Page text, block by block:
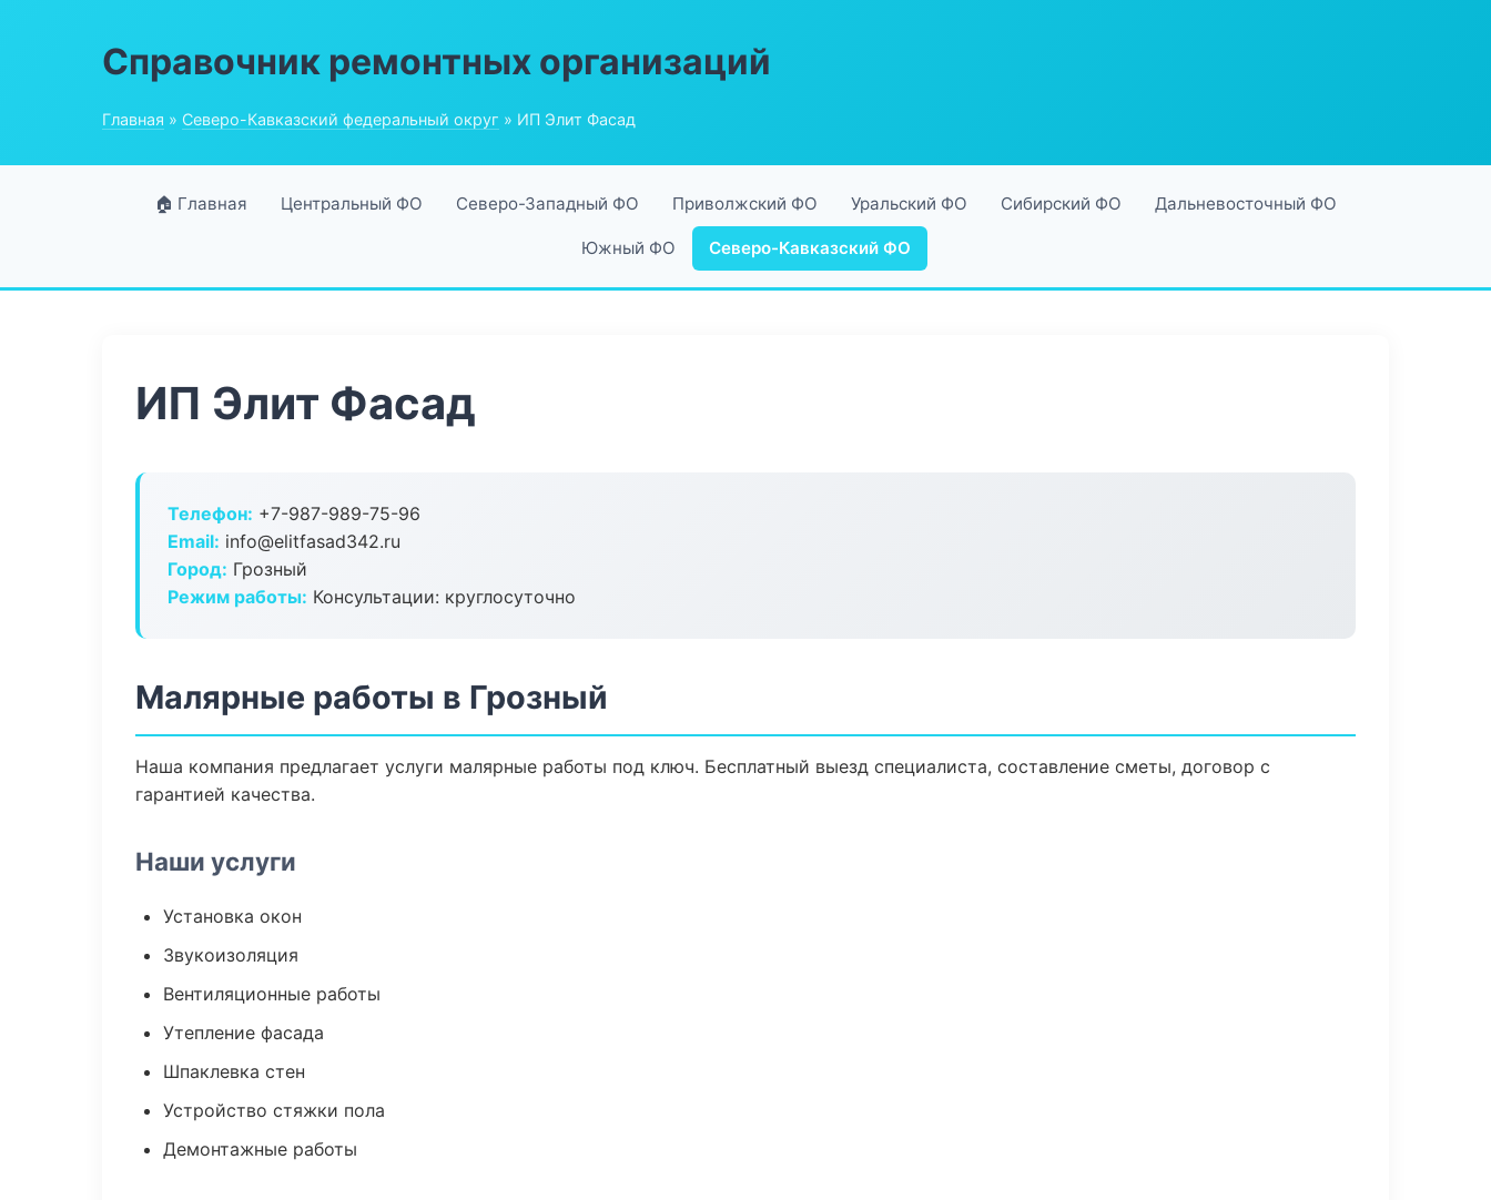
Справочник ремонтных организаций
Главная » Северо-Кавказский федеральный округ » ИП Элит Фасад
🏠 Главная Центральный ФО Северо-Западный ФО Приволжский ФО Уральский ФО Сибирский ФО Дальневосточный ФО
Южный ФО Северо-Кавказский ФО
ИП Элит Фасад
Телефон: +7-987-989-75-96
Email: info@elitfasad342.ru
Город: Грозный
Режим работы: Консультации: круглосуточно
Малярные работы в Грозный
Наша компания предлагает услуги малярные работы под ключ. Бесплатный выезд специалиста, составление сметы, договор с
гарантией качества.
Наши услуги
Установка окон
Звукоизоляция
Вентиляционные работы
Утепление фасада
Шпаклевка стен
Устройство стяжки пола
Демонтажные работы